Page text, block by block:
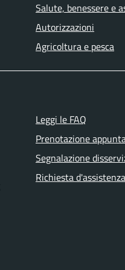
Salute, benessere e
Autorizzazioni
Agricoltura e pesca
Leggi le FAQ
Prenotazione
Segnalazione
Richiesta d'assistenza